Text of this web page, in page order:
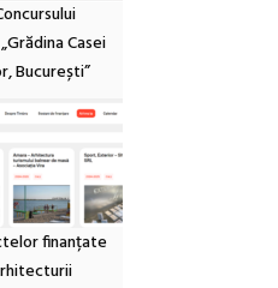
Casei
București”
finanțate